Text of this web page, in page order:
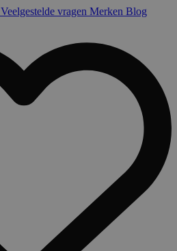
Veelgestelde vragen Merken Blog